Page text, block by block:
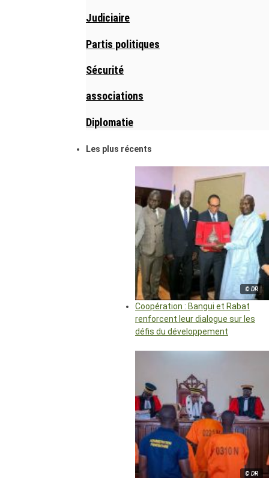
Judiciaire
Partis politiques
Sécurité
associations
Diplomatie
Les plus récents
© DR
Coopération : Bangui et Rabat
renforcent leur dialogue sur les
défis du développement
© DR